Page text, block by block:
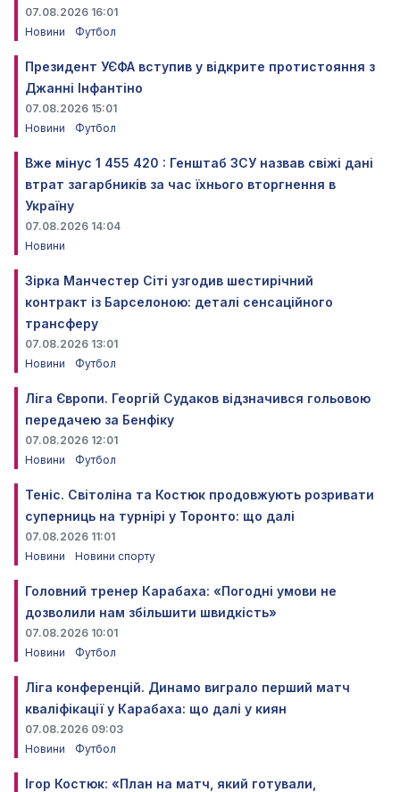
07.08.2026 16:01
Новини
Футбол
Президент УЄФА вступив у відкрите протистояння з
Джанні Інфантіно
07.08.2026 15:01
Новини
Футбол
Вже мінус 1 455 420 : Генштаб ЗСУ назвав свіжі дані
втрат загарбників за час їхнього вторгнення в
Україну
07.08.2026 14:04
Новини
Зірка Манчестер Сіті узгодив шестирічний
контракт із Барселоною: деталі сенсаційного
трансферу
07.08.2026 13:01
Новини
Футбол
Ліга Європи. Георгій Судаков відзначився гольовою
передачею за Бенфіку
07.08.2026 12:01
Новини
Футбол
Теніс. Світоліна та Костюк продовжують розривати
суперниць на турнірі у Торонто: що далі
07.08.2026 11:01
Новини
Новини спорту
Головний тренер Карабаха: «Погодні умови не
дозволили нам збільшити швидкість»
07.08.2026 10:01
Новини
Футбол
Ліга конференцій. Динамо виграло перший матч
кваліфікації у Карабаха: що далі у киян
07.08.2026 09:03
Новини
Футбол
Ігор Костюк: «План на матч, який готували,